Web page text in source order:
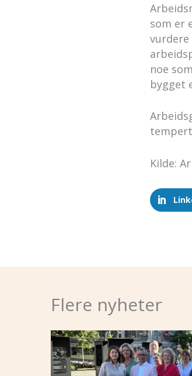
som er
noe
bygget
Kilde:
Flere nyheter